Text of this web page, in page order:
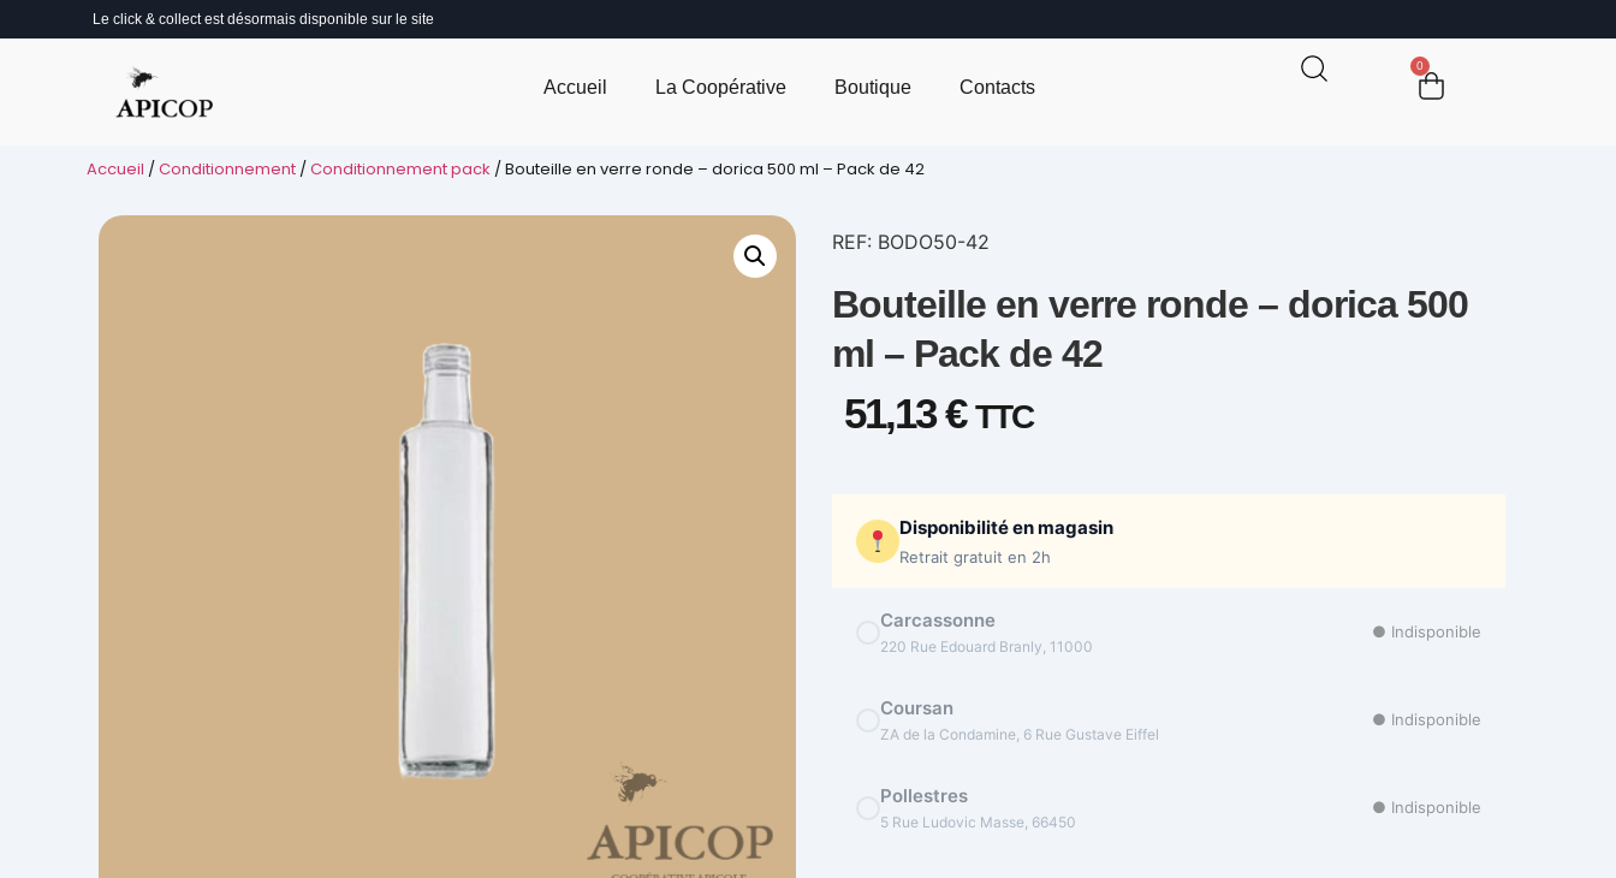
Le click & collect est désormais disponible sur le site
Accueil La Coopérative Boutique Contacts
0
Accueil / Conditionnement / Conditionnement pack / Bouteille en verre ronde – dorica 500 ml – Pack de 42
REF: BODO50-42
Bouteille en verre ronde – dorica 500
ml – Pack de 42
51,13€ TTC
Disponibilité en magasin
Retrait gratuit en 2h
Carcassonne
220 Rue Edouard Branly, 11000
● Indisponible
Coursan
ZA de la Condamine, 6 Rue Gustave Eiffel
● Indisponible
Pollestres
5 Rue Ludovic Masse, 66450
● Indisponible